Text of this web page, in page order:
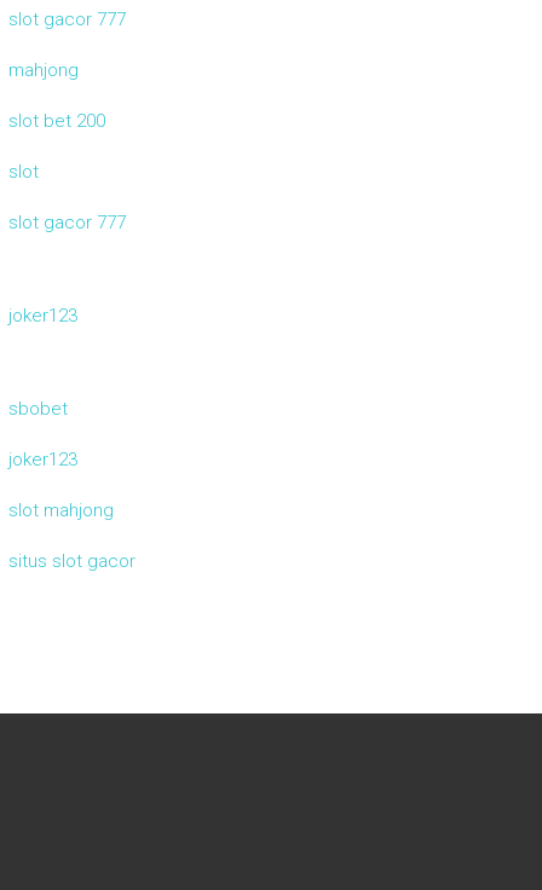
slot gacor 777
mahjong
slot bet 200
slot
slot gacor 777
joker123
sbobet
joker123
slot mahjong
situs slot gacor